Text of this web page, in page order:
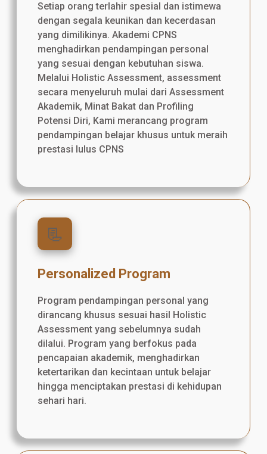
Setiap orang terlahir spesial dan istimewa
dengan segala keunikan dan kecerdasan
yang dimilikinya. Akademi CPNS
menghadirkan pendampingan personal
yang sesuai dengan kebutuhan siswa.
Melalui Holistic Assessment, assessment
secara menyeluruh mulai dari Assessment
Akademik, Minat Bakat dan Profiling
Potensi Diri, Kami merancang program
pendampingan belajar khusus untuk meraih
prestasi lulus CPNS
📃
Personalized Program
Program pendampingan personal yang
dirancang khusus sesuai hasil Holistic
Assessment yang sebelumnya sudah
dilalui. Program yang berfokus pada
pencapaian akademik, menghadirkan
ketertarikan dan kecintaan untuk belajar
hingga menciptakan prestasi di kehidupan
sehari hari.